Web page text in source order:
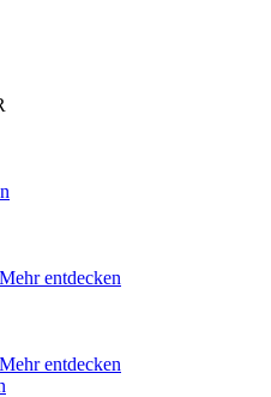
Mehr entdecken
Mehr entdecken